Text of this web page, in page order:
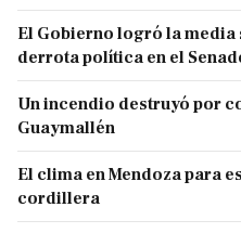
El Gobierno logró la
derrota política en el
Un incendio destruyó por
Guaymallén
El clima en Mendoza para
cordillera